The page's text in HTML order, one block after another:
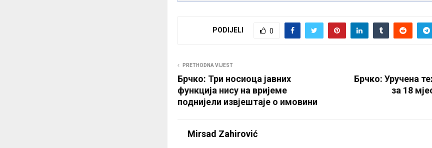
PODIJELI 0
PRETHODNA VIJEST
Брчко: Три носиоца јавних
функција нису на вријеме
поднијели извјештаје о имовини
Брчко: Уручена
за 18
Mirsad Zahirović